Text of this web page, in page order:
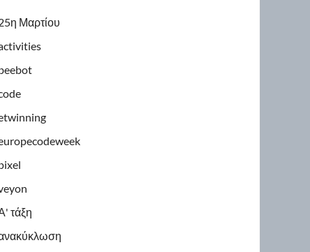
Μαρτίου
τάξη